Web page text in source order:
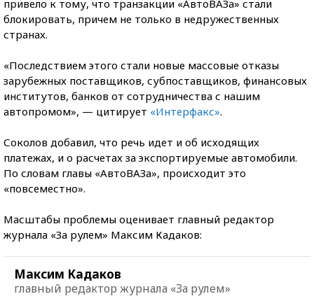
привело к тому, что транзакции «АвтоВАЗа» стали
блокировать, причем не только в недружественных
странах.
«Последствием этого стали новые массовые отказы
зарубежных поставщиков, субпоставщиков, финансовых
институтов, банков от сотрудничества с нашим
автопромом», — цитирует «Интерфакс».
Соколов добавил, что речь идет и об исходящих
платежах, и о расчетах за экспортируемые автомобили.
По словам главы «АвтоВАЗа», происходит это
«повсеместно».
Масштабы проблемы оценивает главный редактор
журнала «За рулем» Максим Кадаков:
Максим Кадаков
главный редактор журнала «За рулем»